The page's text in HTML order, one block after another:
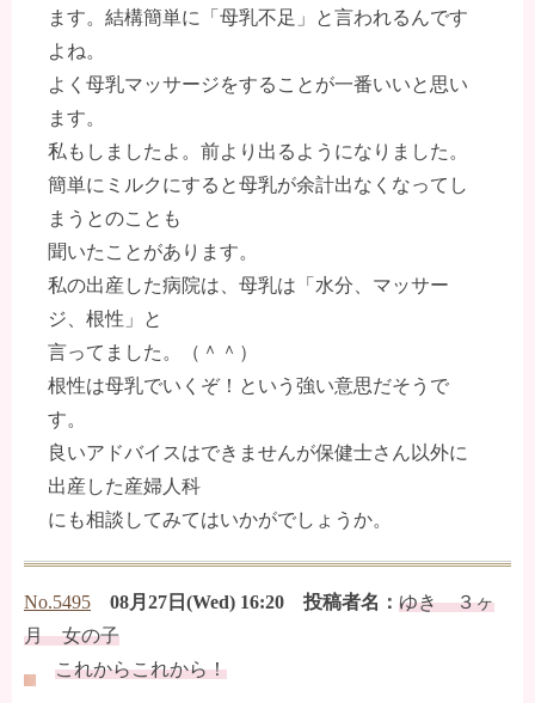
ます。結構簡単に「母乳不足」と言われるんです
よね。
よく母乳マッサージをすることが一番いいと思い
ます。
私もしましたよ。前より出るようになりました。
簡単にミルクにすると母乳が余計出なくなってし
まうとのことも
聞いたことがあります。
私の出産した病院は、母乳は「水分、マッサー
ジ、根性」と
言ってました。（＾＾）
根性は母乳でいくぞ！という強い意思だそうで
す。
良いアドバイスはできませんが保健士さん以外に
出産した産婦人科
にも相談してみてはいかがでしょうか。
No.5495 08月27日(Wed) 16:20 投稿者名： ゆき ３ヶ
月 女の子
これからこれから！